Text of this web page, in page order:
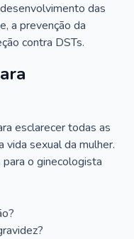
das
a prevenção da
contra DSTs.
esclarecer todas as
vida sexual da mulher.
o ginecologista